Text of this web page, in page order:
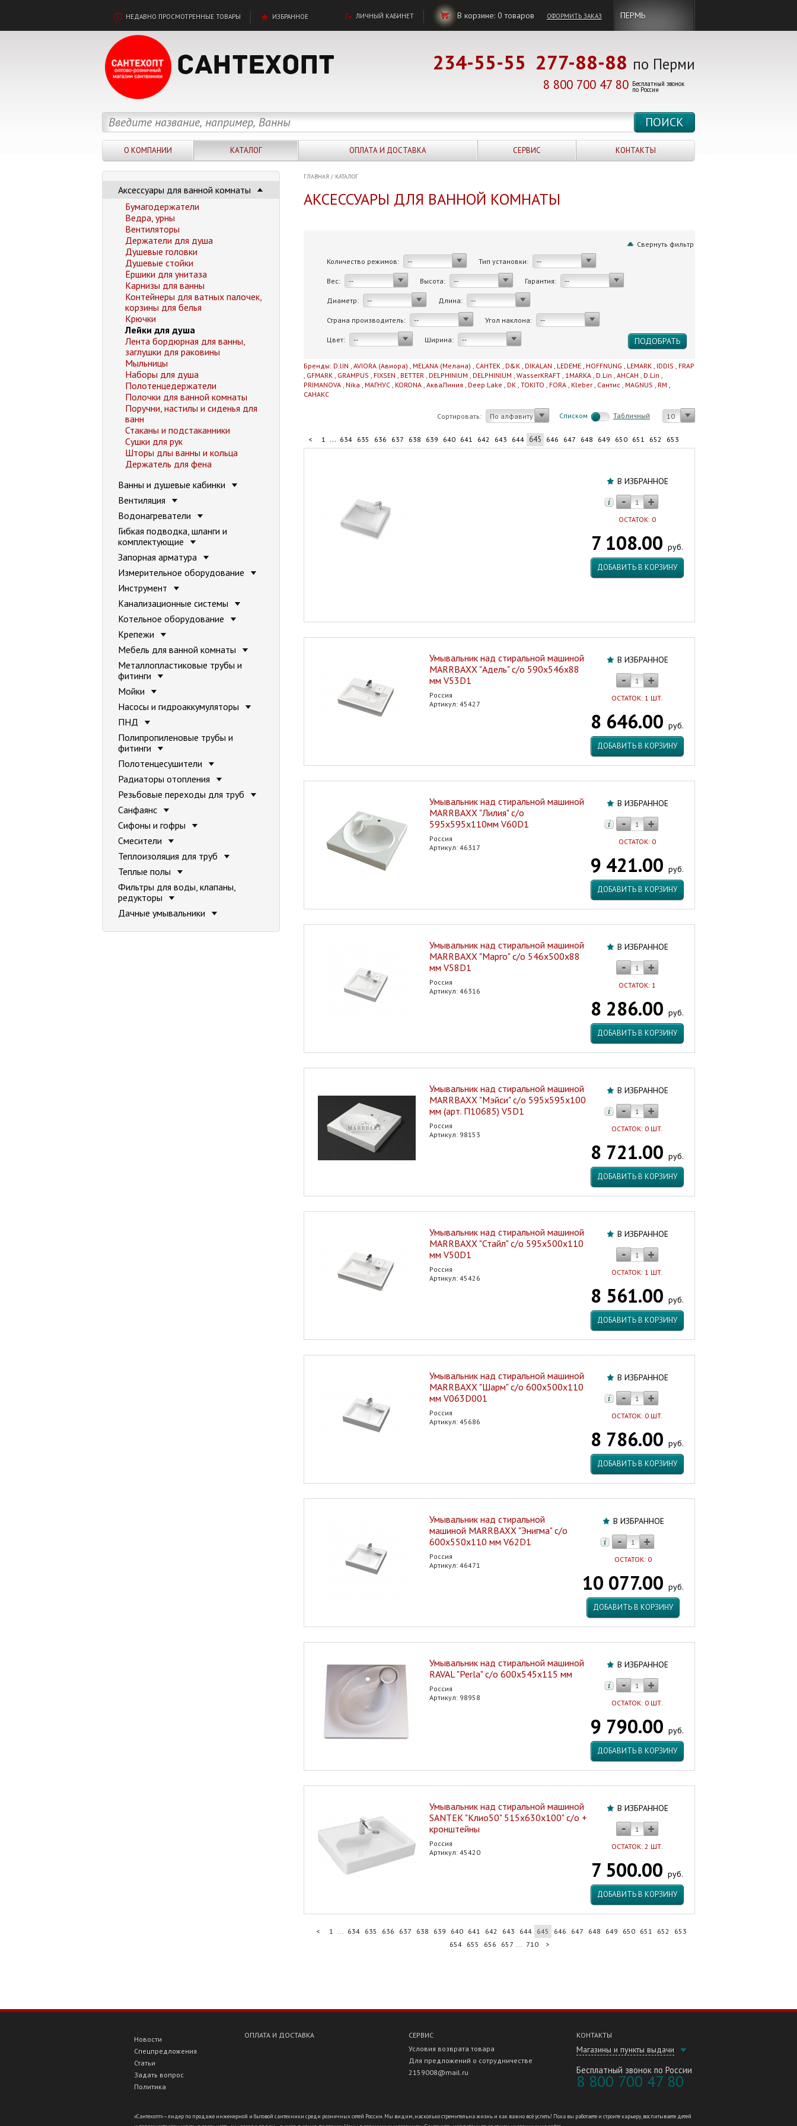
НЕДАВНО ПРОСМОТРЕННЫЕ ТОВАРЫ ИЗБРАННОЕ ЛИЧНЫЙ КАБИНЕТ В корзине: 0товаров ОФОРМИТЬ ЗАКАЗ ПЕРМЬ
234-55-55 277-88-88 по Перми
8 800 700 47 80 Бесплатный звонок
по России
О КОМПАНИИ КАТАЛОГ ОПЛАТА И ДОСТАВКА СЕРВИС КОНТАКТЫ
ГЛАВНАЯ / КАТАЛОГ
АКСЕССУАРЫ ДЛЯ ВАННОЙ КОМНАТЫ
Свернуть фильтр
Количество режимов:
-- Тип установки: --
Вес: -- Высота: -- Гарантия: --
Диаметр: -- Длина: --
Страна производитель: -- Угол наклона: --
Цвет: -- Ширина: --
Бренды: D.lIN , AVIORA (Авиора) , MELANA (Мелана) , САНТЕК , D&K , DIKALAN , LEDEME , HOFFNUNG , LEMARK , IDDIS , FRAP
, GFMARK , GRAMPUS , FIXSEN , BETTER , DELPHINIUM , DELPHINIUM , WasserKRAFT , 1MARKA , D.Lin , AHCAH , D.Lin ,
PRIMANOVA , Nika , МАГНУС , KORONA , АкваЛиния , Deep Lake , DK , TOKITO , FORA , Kleber , Сантис , MAGNUS , RM ,
САНАКС
Сортировать: По алфавиту Cписком Табличный 10
< 1 ... 634 635 636 637 638 639 640 641 642 643 644 645 646 647 648 649 650 651 652
653
В ИЗБРАННОЕ
ОСТАТОК: 0
7 108.00 руб.
ДОБАВИТЬ В КОРЗИНУ
В ИЗБРАННОЕ
ОСТАТОК: 1 ШТ.
8 646.00 руб.
ДОБАВИТЬ В КОРЗИНУ
Умывальник над стиральной машиной
MARRBAXX "Адель" с/о 590х546х88
мм V53D1
Россия
Артикул: 45427
В ИЗБРАННОЕ
ОСТАТОК: 0
9 421.00 руб.
ДОБАВИТЬ В КОРЗИНУ
Умывальник над стиральной машиной
MARRBAXX "Лилия" с/о
595х595х110мм V60D1
Россия
Артикул: 46317
В ИЗБРАННОЕ
ОСТАТОК: 1
8 286.00 руб.
ДОБАВИТЬ В КОРЗИНУ
Умывальник над стиральной машиной
MARRBAXX "Марго" с/о 546х500х88
мм V58D1
Россия
Артикул: 46316
В ИЗБРАННОЕ
ОСТАТОК: 0 ШТ.
8 721.00 руб.
ДОБАВИТЬ В КОРЗИНУ
Умывальник над стиральной машиной
MARRBAXX "Мэйси" с/о 595х595х100
мм (арт. П10685) V5D1
Россия
Артикул: 98153
В ИЗБРАННОЕ
ОСТАТОК: 1 ШТ.
8 561.00 руб.
ДОБАВИТЬ В КОРЗИНУ
Умывальник над стиральной машиной
MARRBAXX "Стайл" с/о 595х500х110
мм V50D1
Россия
Артикул: 45426
В ИЗБРАННОЕ
ОСТАТОК: 0 ШТ.
8 786.00 руб.
ДОБАВИТЬ В КОРЗИНУ
Умывальник над стиральной машиной
MARRBAXX "Шарм" с/о 600х500х110
мм V063D001
Россия
Артикул: 45686
В ИЗБРАННОЕ
ОСТАТОК: 0
10 077.00 руб.
ДОБАВИТЬ В КОРЗИНУ
Умывальник над стиральной
машиной MARRBAXX "Энигма" с/о
600х550х110 мм V62D1
Россия
Артикул: 46471
В ИЗБРАННОЕ
ОСТАТОК: 0 ШТ.
9 790.00 руб.
ДОБАВИТЬ В КОРЗИНУ
Умывальник над стиральной машиной
RAVAL "Perla" с/о 600х545х115 мм
Россия
Артикул: 98958
В ИЗБРАННОЕ
ОСТАТОК: 2 ШТ.
7 500.00 руб.
ДОБАВИТЬ В КОРЗИНУ
Умывальник над стиральной машиной
SANTEK "Клио50" 515х630х100" с/о +
кронштейны
Россия
Артикул: 45420
< 1 ... 634 635 636 637 638 639 640 641 642 643 644 645 646 647 648 649 650 651 652
653
654
655 656 657 ... 710 >
Аксессуары для ванной комнаты
Бумагодержатели
Ведра, урны
Вентиляторы
Держатели для душа
Душевые головки
Душевые стойки
Ёршики для унитаза
Карнизы для ванны
Контейнеры для ватных палочек,
корзины для белья
Крючки
Лейки для душа
Лента бордюрная для ванны,
заглушки для раковины
Мыльницы
Наборы для душа
Полотенцедержатели
Полочки для ванной комнаты
Поручни, настилы и сиденья для
ванн
Стаканы и подстаканники
Сушки для рук
Шторы длы ванны и кольца
Держатель для фена
Ванны и душевые кабинки
Вентиляция
Водонагреватели
Гибкая подводка, шланги и
комплектующие
Запорная арматура
Измерительное оборудование
Инструмент
Канализационные системы
Котельное оборудование
Крепежи
Мебель для ванной комнаты
Металлопластиковые трубы и
фитинги
Мойки
Насосы и гидроаккумуляторы
ПНД
Полипропиленовые трубы и
фитинги
Полотенцесушители
Радиаторы отопления
Резьбовые переходы для труб
Санфаянс
Сифоны и гофры
Смесители
Теплоизоляция для труб
Теплые полы
Фильтры для воды, клапаны,
редукторы
Дачные умывальники
КОНТАКТЫ
Магазины и пункты выдачи
Бесплатный звонок по России
8 800 700 47 80
Новости
Спецпредложения
Статьи
Задать вопрос
Политика
ОПЛАТА И ДОСТАВКА
СЕРВИС
Условия возврата товара
Для предложений о сотрудничестве
2159008@mail.ru
«Сантехопт» – лидер по продаже инженерной и бытовой сантехники среди розничных сетей России. Мы видим, насколько стремительна жизнь и как важно всё успеть! Пока вы работаете и строите карьеру, воспитываете детей